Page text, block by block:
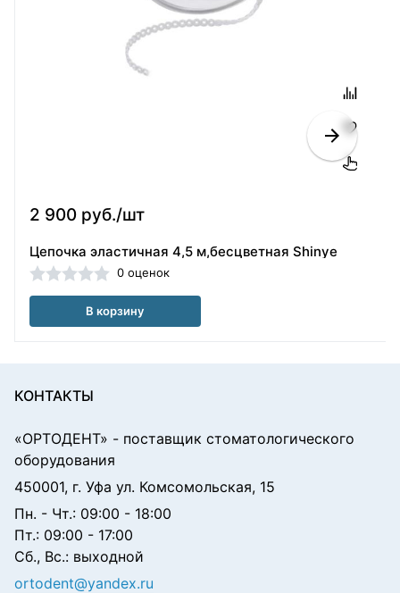
2 900 руб./шт
Цепочка эластичная 4,5 м,бесцветная Shinye
0 оценок
В корзину
КОНТАКТЫ
«ОРТОДЕНТ» - поставщик стоматологического
оборудования
450001, г. Уфа ул. Комсомольская, 15
Пн. - Чт.: 09:00 - 18:00
Пт.: 09:00 - 17:00
Сб., Вс.: выходной
ortodent@yandex.ru